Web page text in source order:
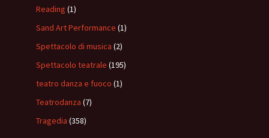
Reading (1)
Sand Art Performance (1)
Spettacolo di musica (2)
Spettacolo teatrale (195)
teatro danza e fuoco (1)
Teatrodanza (7)
Tragedia (358)